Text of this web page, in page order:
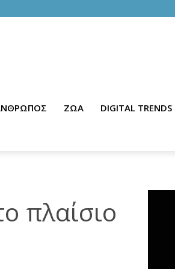
ΖΩΑ DIGITAL TRENDS
πλαίσιο